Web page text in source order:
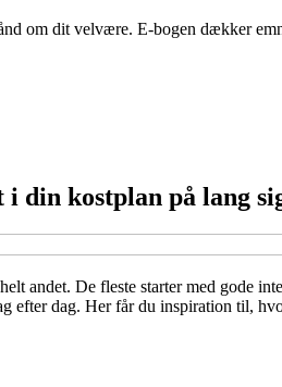
om dit velvære. E-bogen dækker
i din kostplan på lang
andet. De fleste starter med gode
efter dag. Her får du inspiration til,